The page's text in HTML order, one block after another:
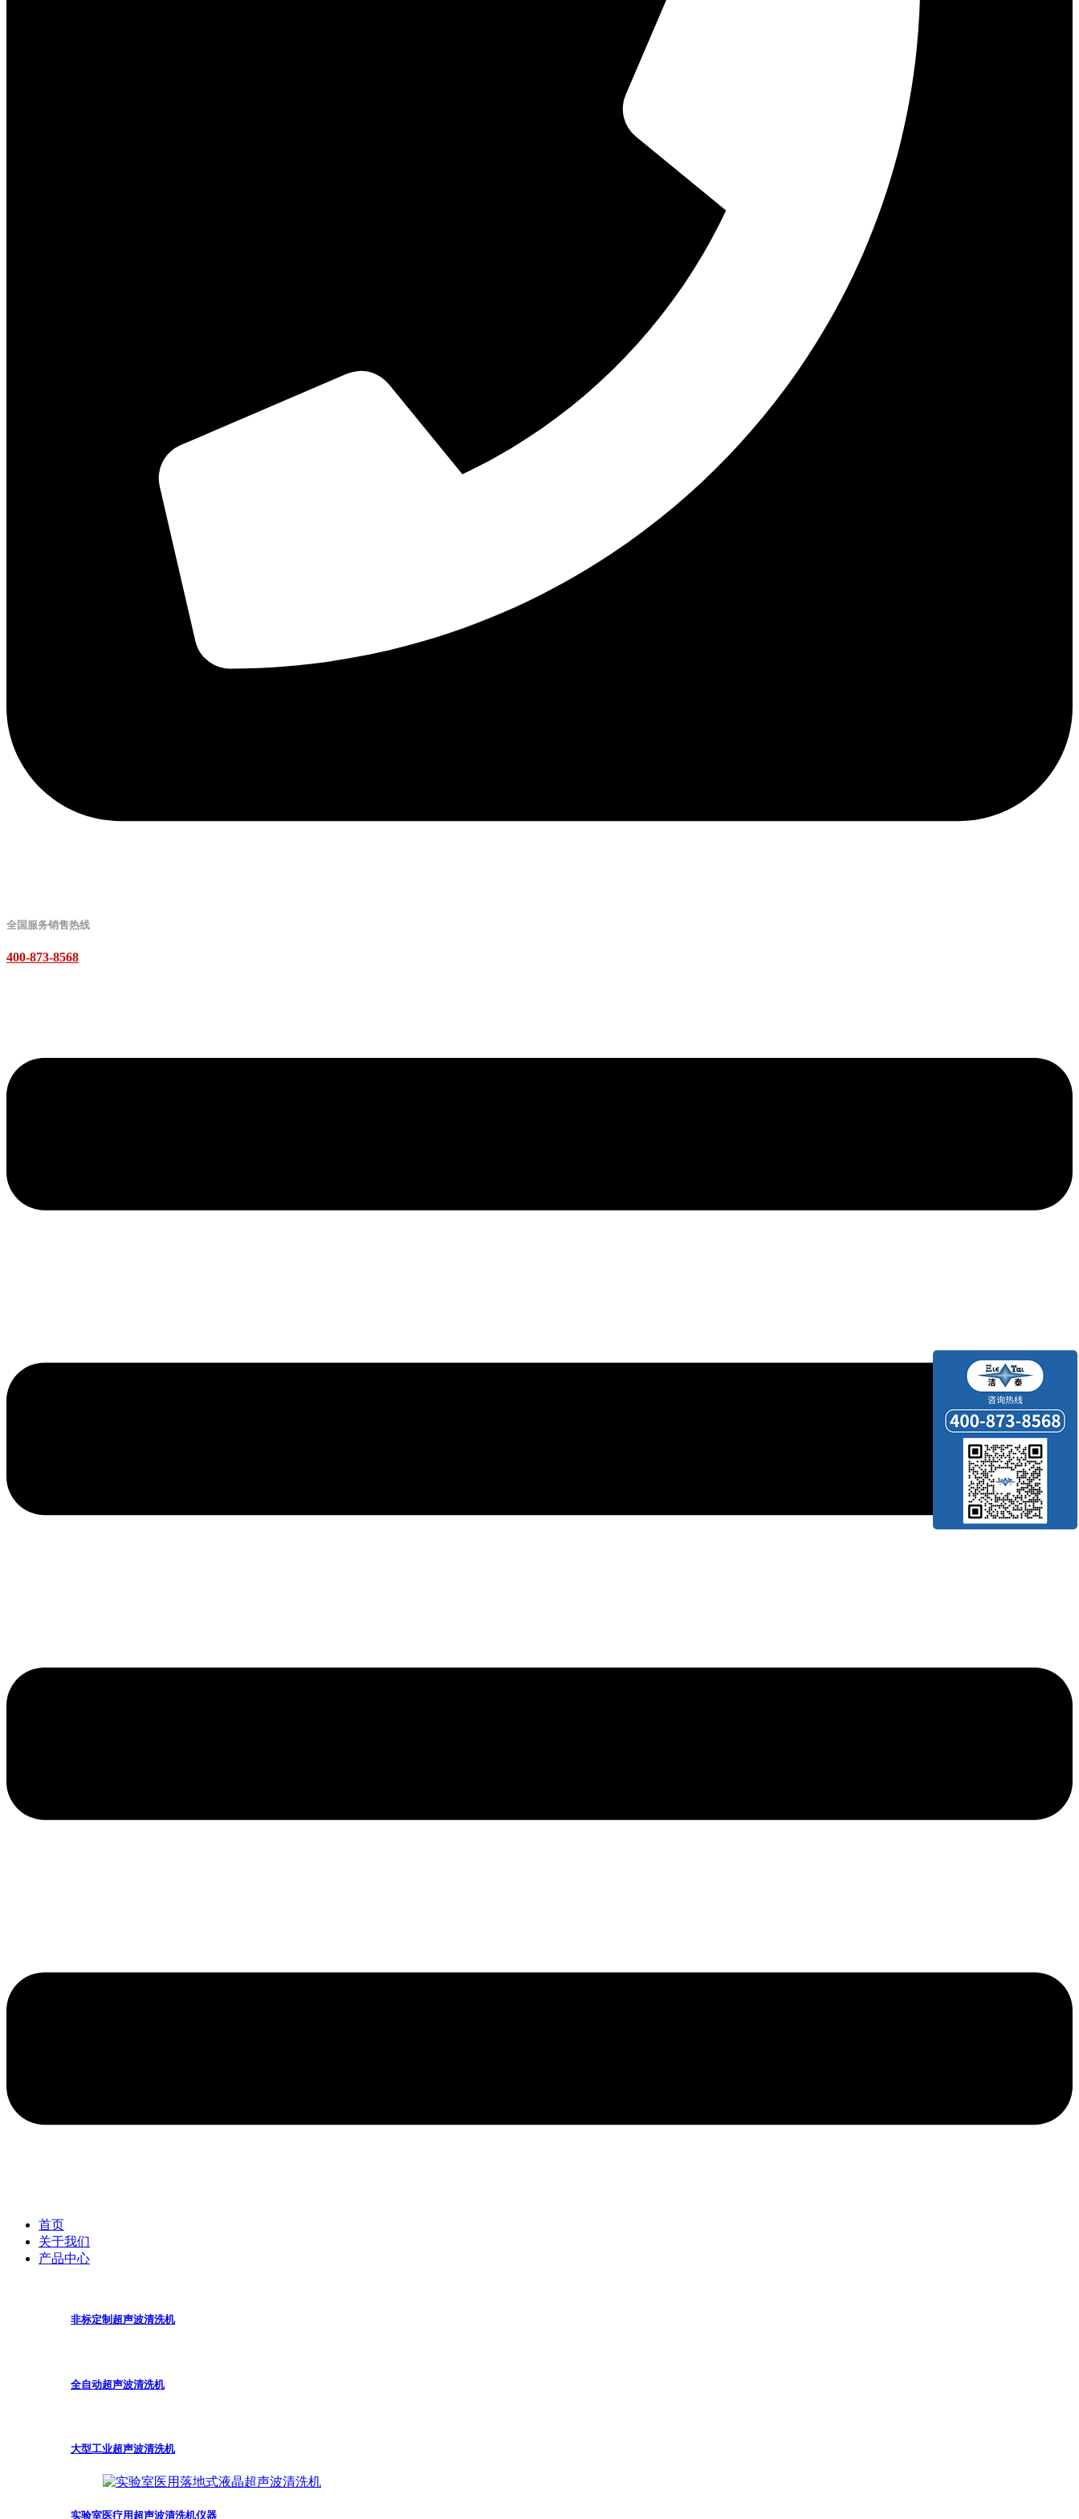
全国服务销售热线
400-873-8568
首页
关于我们
产品中心
非标定制超声波清洗机
全自动超声波清洗机
大型工业超声波清洗机
实验室医疗用超声波清洗机仪器